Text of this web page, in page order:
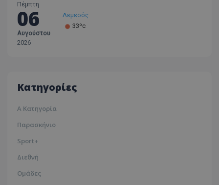
Πέμπτη
06
Αυγούστου
2026
Λεμεσός
33ºc
Κατηγορίες
Α Κατηγορία
Παρασκήνιο
Sport+
Διεθνή
Ομάδες